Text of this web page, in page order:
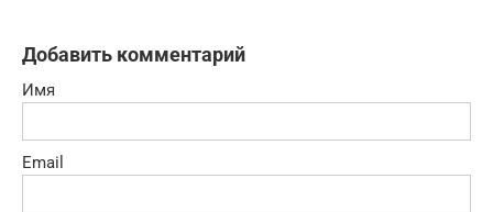
Добавить комментарий
Имя
Email